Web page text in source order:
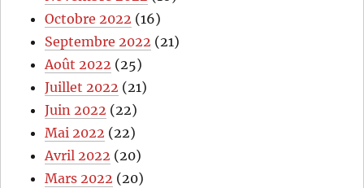
Octobre 2022 (16)
Septembre 2022 (21)
Août 2022 (25)
Juillet 2022 (21)
Juin 2022 (22)
Mai 2022 (22)
Avril 2022 (20)
Mars 2022 (20)